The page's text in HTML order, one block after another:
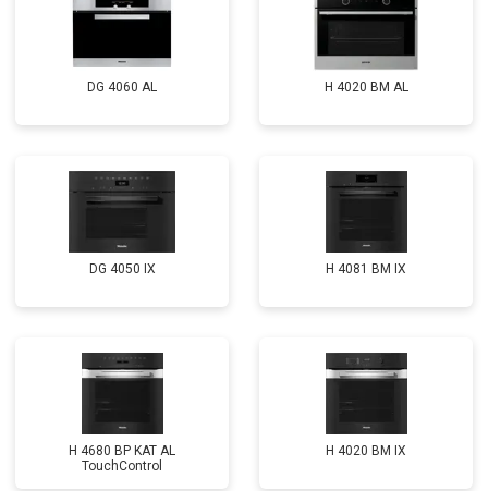
DG 4060 AL H 4020 BM AL
DG 4050 IX H 4081 ВМ IX
H 4680 BP KAT AL
TouchControl
H 4020 BM IX